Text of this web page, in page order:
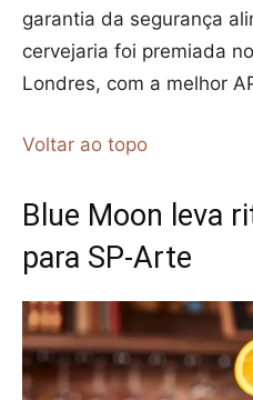
garantia da segurança
cervejaria foi premiada
Londres, com a melhor
Voltar ao topo
Blue Moon leva
para SP-Arte